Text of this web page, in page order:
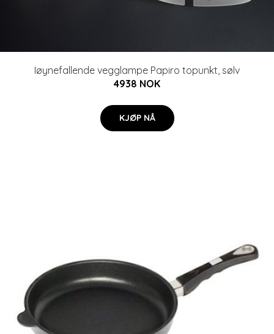
Iøynefallende vegglampe Papiro topunkt, sølv
4938 NOK
KJØP NÅ